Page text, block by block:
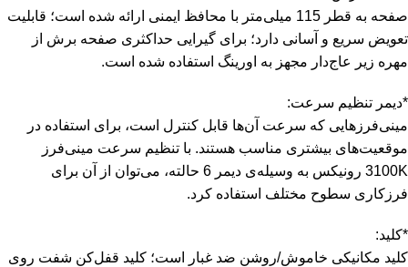
صفحه به قطر 115 میلی‌متر با محافظ ایمنی ارائه شده است؛ قابلیت
تعویض سریع و آسانی دارد؛ برای گیرایی حداکثری صفحه‌ برش از
مهره‌ زیر عاج‌دار مجهز به اورینگ استفاده شده است.
*دیمر تنظیم سرعت:
مینی‌فرزهایی که سرعت آن‌ها قابل کنترل است، برای استفاده در
موقعیت‌‌های بیشتری مناسب هستند. با تنظیم سرعت مینی‌فرز
3100K رونیکس به وسیله‌ی دیمر 6 حالته، می‌توان از آن برای
فرزکاری سطوح مختلف استفاده کرد.
*کلید:
کلید مکانیکی خاموش/روشن ضد غبار است؛ کلید قفل‌کن شفت روی